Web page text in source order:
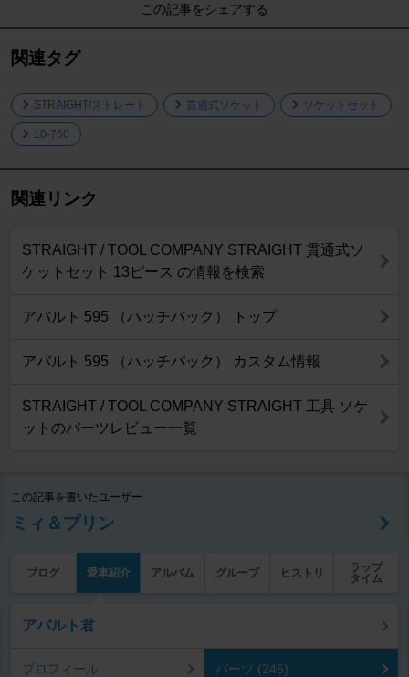
この記事をシェアする
関連タグ
STRAIGHT/ストレート 貫通式ソケット ソケットセット
10-760
関連リンク
STRAIGHT / TOOL COMPANY STRAIGHT 貫通式ソ
ケットセット 13ピース の情報を検索
アバルト 595 （ハッチバック） トップ
アバルト 595 （ハッチバック） カスタム情報
STRAIGHT / TOOL COMPANY STRAIGHT 工具 ソケ
ットのパーツレビュー一覧
この記事を書いたユーザー
ミィ＆プリン
ブログ 愛車紹介 アルバム グループ ヒストリ
ラップ
タイム
アバルト君
プロフィール パーツ (246)